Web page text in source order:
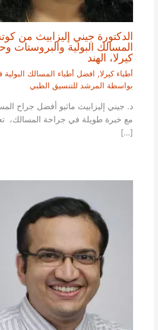
الدكتورة جيني إليزابيث من
المسالك البولية
كيرلا، الهند
أطباء كيرلا, افضل أطباء المسالك البولية في
بواسطة المرشد للتنسيق الطبي
د. جيني إليزابيث ماثيو أفضل جراح
مع خبرة طويلة في جراحة المسالك،
[…]